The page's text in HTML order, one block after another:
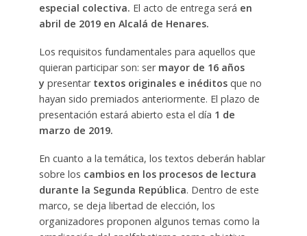
especial colectiva. El acto de entrega será en
abril de 2019 en Alcalá de Henares.
Los requisitos fundamentales para aquellos que
quieran participar son: ser mayor de 16 años
ypresentar textos originales e inéditosque no
hayan sido premiados anteriormente. El plazo de
presentación estará abierto esta el día 1 de
marzo de 2019.
En cuanto a la temática, los textos deberán hablar
sobre los cambios en los procesos de lectura
durante la Segunda República. Dentro de este
marco, se deja libertad de elección, los
organizadores proponen algunos temas como la